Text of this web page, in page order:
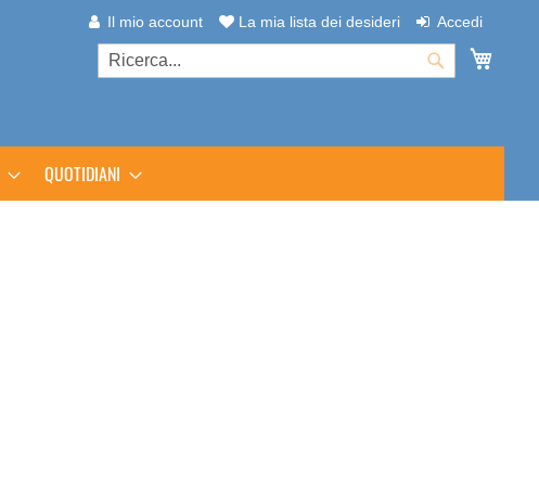
Il mio account La mia lista dei desideri Accedi
Cerca
QUOTIDIANI